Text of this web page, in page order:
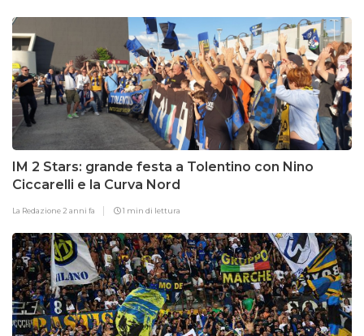
IM 2 Stars: grande festa a Tolentino con Nino
Ciccarelli e la Curva Nord
La Redazione 2 anni fa 1 min di lettura